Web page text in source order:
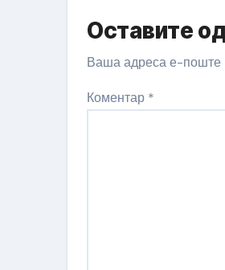
Оставите
Ваша адреса е-поште
Коментар *